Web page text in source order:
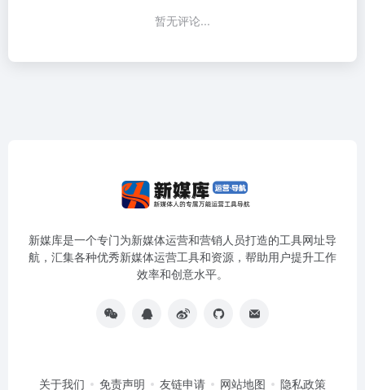
暂无评论...
新媒库是一个专门为新媒体运营和营销人员打造的工具网址导
航，汇集各种优秀新媒体运营工具和资源，帮助用户提升工作
效率和创意水平。
关于我们 免责声明 友链申请 网站地图 隐私政策